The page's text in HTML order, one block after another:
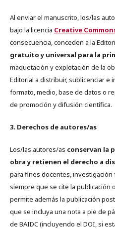
Al enviar el manuscrito, los/las
bajo la licencia Creative
consecuencia, conceden a la
gratuito y universal para la
maquetación y explotación de la
Editorial a distribuir, sublicenciar e
formato, medio, base de datos o
de promoción y difusión científica.
3. Derechos de autores/as
Los/las autores/as conservan la
obra y retienen el derecho a
para fines docentes,
siempre que se cite la publicación
permite además la publicación
que se incluya una nota a pie de
de BAIDC (incluyendo el DOI, si